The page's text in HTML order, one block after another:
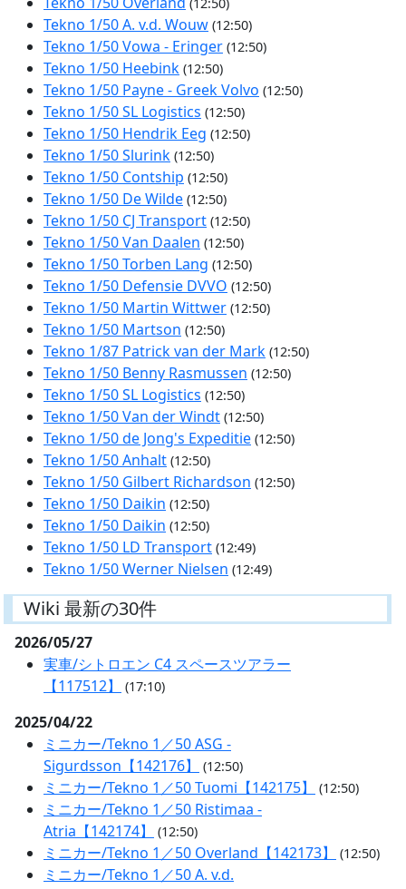
Tekno 1/50 A. v.d. Wouw (12:50)
Tekno 1/50 Vowa - Eringer (12:50)
Tekno 1/50 Heebink (12:50)
Tekno 1/50 Payne - Greek Volvo (12:50)
Tekno 1/50 SL Logistics (12:50)
Tekno 1/50 Hendrik Eeg (12:50)
Tekno 1/50 Slurink (12:50)
Tekno 1/50 Contship (12:50)
Tekno 1/50 De Wilde (12:50)
Tekno 1/50 CJ Transport (12:50)
Tekno 1/50 Van Daalen (12:50)
Tekno 1/50 Torben Lang (12:50)
Tekno 1/50 Defensie DVVO (12:50)
Tekno 1/50 Martin Wittwer (12:50)
Tekno 1/50 Martson (12:50)
Tekno 1/87 Patrick van der Mark (12:50)
Tekno 1/50 Benny Rasmussen (12:50)
Tekno 1/50 SL Logistics (12:50)
Tekno 1/50 Van der Windt (12:50)
Tekno 1/50 de Jong's Expeditie (12:50)
Tekno 1/50 Anhalt (12:50)
Tekno 1/50 Gilbert Richardson (12:50)
Tekno 1/50 Daikin (12:50)
Tekno 1/50 Daikin (12:50)
Tekno 1/50 LD Transport (12:49)
Tekno 1/50 Werner Nielsen (12:49)
Wiki 最新の30件
2026/05/27
実車/シトロエン C4 スペースツアラー
【117512】
(17:10)
2025/04/22
ミニカー/Tekno 1／50 ASG -
Sigurdsson【142176】
(12:50)
ミニカー/Tekno 1／50 Tuomi【142175】 (12:50)
ミニカー/Tekno 1／50 Ristimaa -
Atria【142174】
(12:50)
ミニカー/Tekno 1／50 Overland【142173】 (12:50)
ミニカー/Tekno 1／50 A. v.d.